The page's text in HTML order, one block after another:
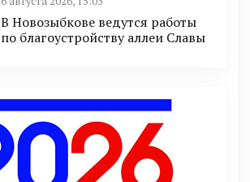
В Новозыбкове ведутся работы
по благоустройству аллеи Славы